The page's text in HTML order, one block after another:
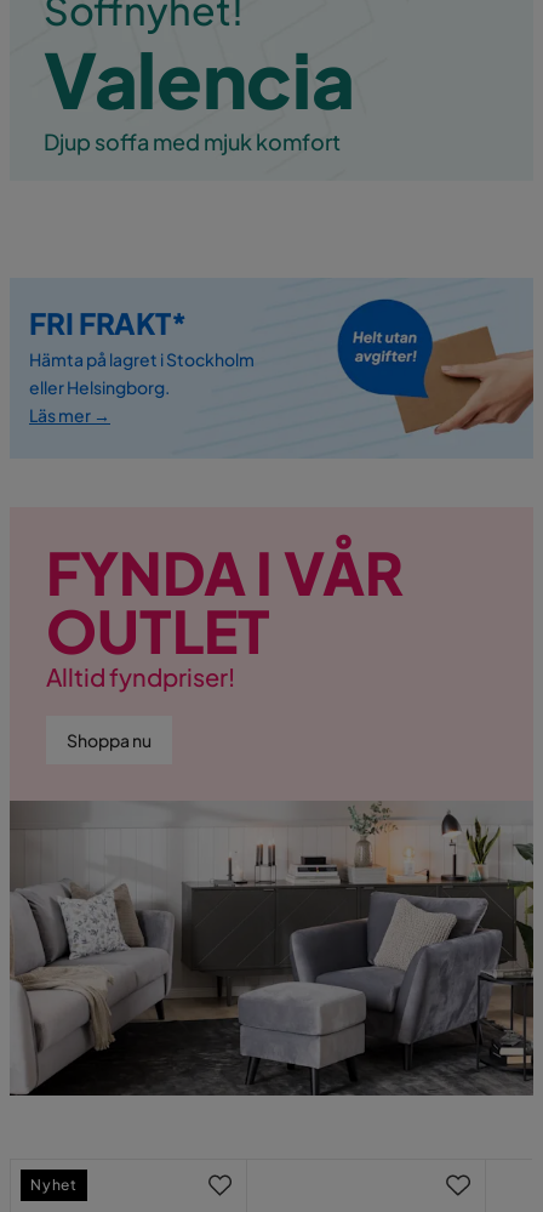
Valencia
Djup soffa med mjuk komfort
FRI FRAKT*
Hämta på lagret i Stockholm
eller Helsingborg.
Läs mer →
FYNDA I VÅR
OUTLET
Alltid fyndpriser!
Shoppa nu
Nyhet